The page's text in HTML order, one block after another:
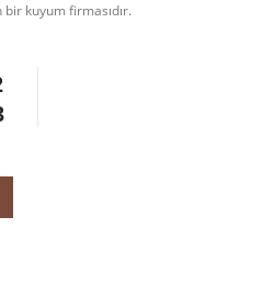
kuyum firmasıdır.